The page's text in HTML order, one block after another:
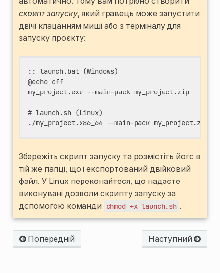
скрипт запуску, який гравець може запустити
двічі клацанням миші або з терміналу для
запуску проєкту:
:: launch.bat (Windows)
@echo off
my_project.exe --main-pack my_project.zip
# launch.sh (Linux)
Збережіть скрипт запуску та розмістіть його в
тій же папці, що і експортований двійковий
файл. У Linux переконайтеся, що надаєте
виконувані дозволи скрипту запуску за
допомогою команди
chmod +x launch.sh .
Попередній Наступний